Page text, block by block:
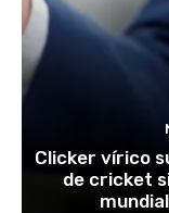
Clicker vírico
de cricket